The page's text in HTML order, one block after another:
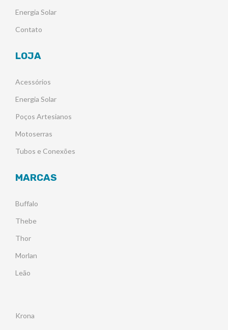
Energia Solar
Contato
LOJA
Acessórios
Energia Solar
Poços Artesianos
Motoserras
Tubos e Conexões
MARCAS
Buffalo
Thebe
Thor
Morlan
Leão
Krona